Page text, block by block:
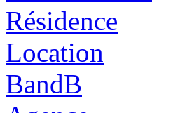
Résidence
Location
BandB